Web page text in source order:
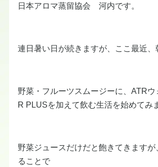
日本アロマ蒸留協会 河内です。
連日暑い日が続きますが、ここ最近、
野菜・フルーツスムージーに、ATR
R PLUSを加えて飲む生活を始めてみ
野菜ジュースだけだと飽きてきますが
ることで